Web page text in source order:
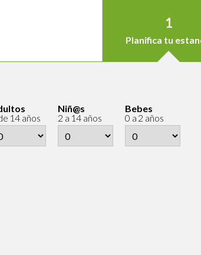
1
Planifica tu
14 años
Niñ@s
2 a 14 años
Bebes
0 a 2 años